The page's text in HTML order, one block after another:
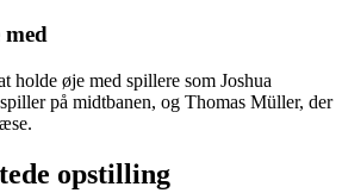
med
holde øje med spillere som Joshua
på midtbanen, og Thomas Müller, der
opstilling